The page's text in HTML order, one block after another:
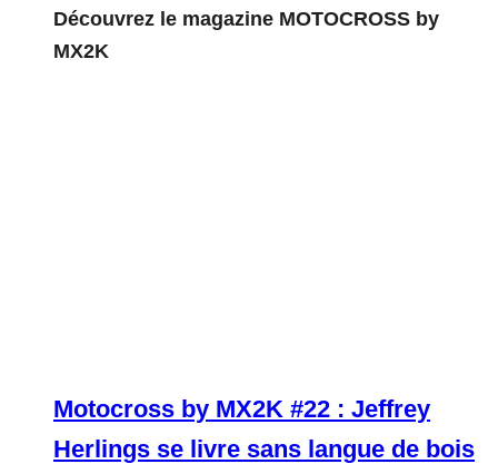
Découvrez le magazine MOTOCROSS by
MX2K
Motocross by MX2K #22 : Jeffrey
Herlings se livre sans langue de bois